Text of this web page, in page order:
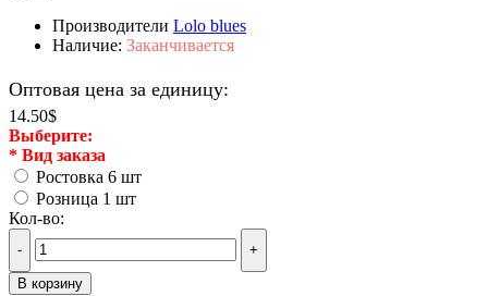
Производители Lolo blues
Наличие: Заканчивается
Оптовая цена за единицу:
14.50$
Выберите:
* Вид заказа
Ростовка 6 шт
Розница 1 шт
Кол-во:
- +
В корзину